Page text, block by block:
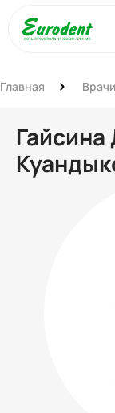
Главная Врачи